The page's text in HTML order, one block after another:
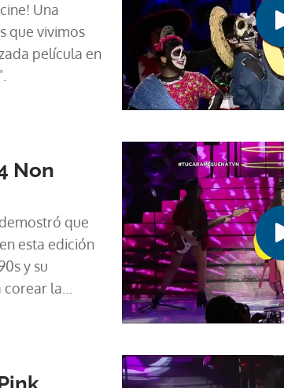
Una
que vivimos
película en
Non
que
esta edición
y su
corear la